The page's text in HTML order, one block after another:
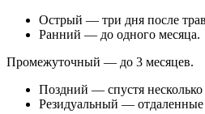
Острый — три дня после
Ранний — до одного месяца.
Промежуточный — до 3 месяцев.
Поздний — спустя несколько
Резидуальный — отдаленные